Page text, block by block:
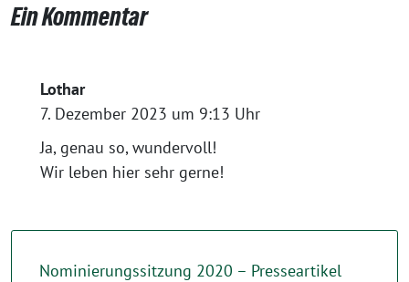
Ein Kommentar
Lothar
7. Dezember 2023 um 9:13 Uhr
Ja, genau so, wundervoll!
Wir leben hier sehr gerne!
Nominierungssitzung 2020 – Presseartikel